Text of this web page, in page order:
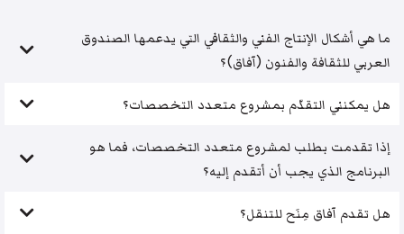
ما هي أشكال الإنتاج الفني والثقافي التي يدعمها الصندوق
العربي للثقافة والفنون (آفاق)؟
هل يمكنني التقدّم بمشروع متعدد التخصصات؟
إذا تقدمت بطلب لمشروع متعدد التخصصات، فما هو
البرنامج الذي يجب أن أتقدم إليه؟
هل تقدم آفاق مِنَح للتنقل؟